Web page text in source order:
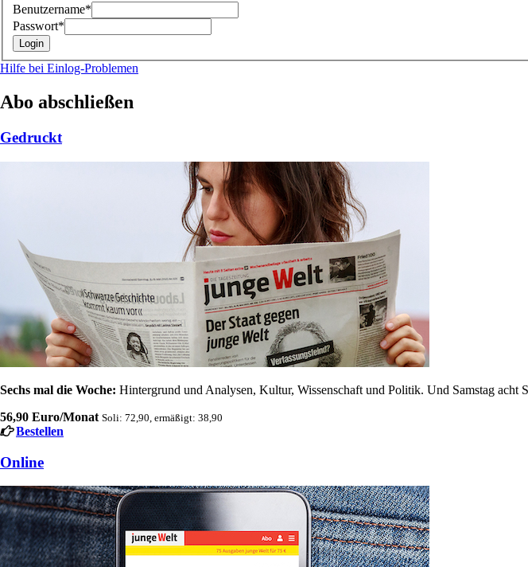
Benutzername*
Passwort*
Hilfe bei Einlog-Problemen
Abo abschließen
Gedruckt
Sechs mal die Woche: Hintergrund und Analysen, Kultur, Wissenschaft und Politik. Und Samstag acht
56,90 Euro/Monat Soli: 72,90, ermäßigt: 38,90
Bestellen
Online